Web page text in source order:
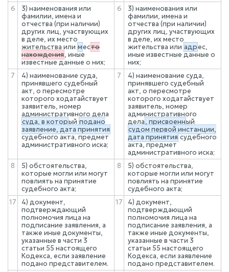
6
3) наименования или
фамилии, имена и
отчества (при наличии)
других лиц, участвующих
в деле, их место
жительства или место
нахождения, иные
известные данные о них;
6
3) наименования или
фамилии, имена и
отчества (при наличии)
других лиц, участвующих
в деле, их место
жительства или адрес,
иные известные данные о
них;
7
4) наименование суда,
принявшего судебный
акт, о пересмотре
которого ходатайствует
заявитель, номер
административного дела
суда, в который подано
заявление, дата принятия
судебного акта, предмет
административного иска;
7
4) наименование суда,
принявшего судебный
акт, о пересмотре
которого ходатайствует
заявитель, номер
административного
дела, присвоенный
судом первой инстанции,
дата принятиясудебного
акта, предмет
административного иска;
8
5) обстоятельства,
которые могли или могут
повлиять на принятие
судебного акта;
8
5) обстоятельства,
которые могли или могут
повлиять на принятие
судебного акта;
17
4) документ,
подтверждающий
полномочия лица на
подписание заявления, а
также иные документы,
указанные в части 3
статьи 55 настоящего
Кодекса, если заявление
подано представителем.
17
4) документ,
подтверждающий
полномочия лица на
подписание заявления, а
также иные документы,
указанные в части 3
статьи 55 настоящего
Кодекса, если заявление
подано представителем.